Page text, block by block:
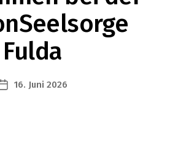
Fulda
Veröffentlichungsdatum
16. Juni 2026